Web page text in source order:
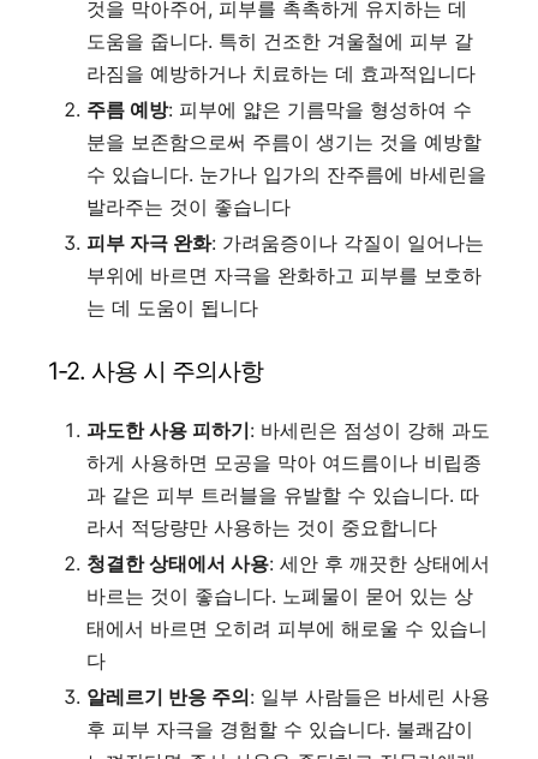
것을 막아주어, 피부를 촉촉하게 유지하는 데
도움을 줍니다. 특히 건조한 겨울철에 피부 갈
라짐을 예방하거나 치료하는 데 효과적입니다
주름 예방: 피부에 얇은 기름막을 형성하여 수
분을 보존함으로써 주름이 생기는 것을 예방할
수 있습니다. 눈가나 입가의 잔주름에 바세린을
발라주는 것이 좋습니다
피부 자극 완화: 가려움증이나 각질이 일어나는
부위에 바르면 자극을 완화하고 피부를 보호하
는 데 도움이 됩니다
1-2. 사용 시 주의사항
과도한 사용 피하기: 바세린은 점성이 강해 과도
하게 사용하면 모공을 막아 여드름이나 비립종
과 같은 피부 트러블을 유발할 수 있습니다. 따
라서 적당량만 사용하는 것이 중요합니다
청결한 상태에서 사용: 세안 후 깨끗한 상태에서
바르는 것이 좋습니다. 노폐물이 묻어 있는 상
태에서 바르면 오히려 피부에 해로울 수 있습니
다
알레르기 반응 주의: 일부 사람들은 바세린 사용
후 피부 자극을 경험할 수 있습니다. 불쾌감이